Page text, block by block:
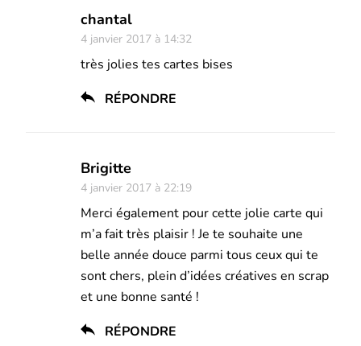
chantal
4 janvier 2017 à 14:32
très jolies tes cartes bises
RÉPONDRE
Brigitte
4 janvier 2017 à 22:19
Merci également pour cette jolie carte qui
m’a fait très plaisir ! Je te souhaite une
belle année douce parmi tous ceux qui te
sont chers, plein d’idées créatives en scrap
et une bonne santé !
RÉPONDRE